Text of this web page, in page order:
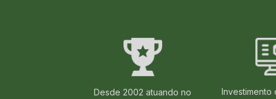
Desde 2002 atuando no Investimento